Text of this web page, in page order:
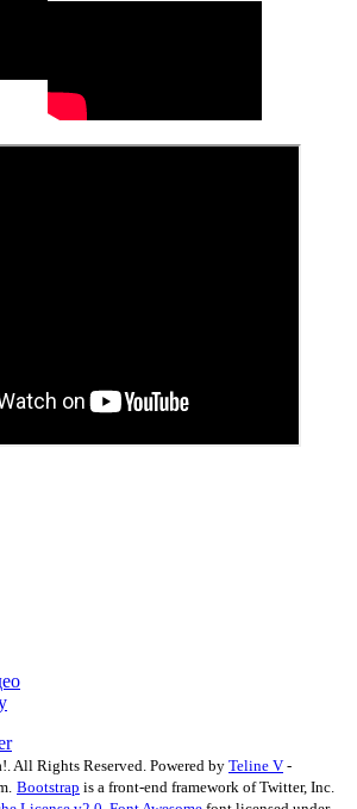
All Rights Reserved. Powered by Teline V -
Bootstrap is a front-end framework of Twitter, Inc.